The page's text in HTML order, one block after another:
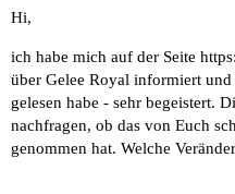
Hi,
ich habe mich auf der Seite
über Gelee Royal informiert
gelesen habe - sehr begeistert.
nachfragen, ob das von Euch
genommen hat. Welche